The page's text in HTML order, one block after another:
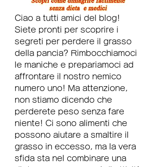
Ciao a tutti amici del blog!
Siete pronti per scoprire i
segreti per perdere il grasso
della pancia? Rimbocchiamoci
le maniche e prepariamoci ad
affrontare il nostro nemico
numero uno! Ma attenzione,
non stiamo dicendo che
perderete peso senza fare
niente! Ci sono alimenti che
possono aiutare a smaltire il
grasso in eccesso, ma la vera
sfida sta nel combinare una